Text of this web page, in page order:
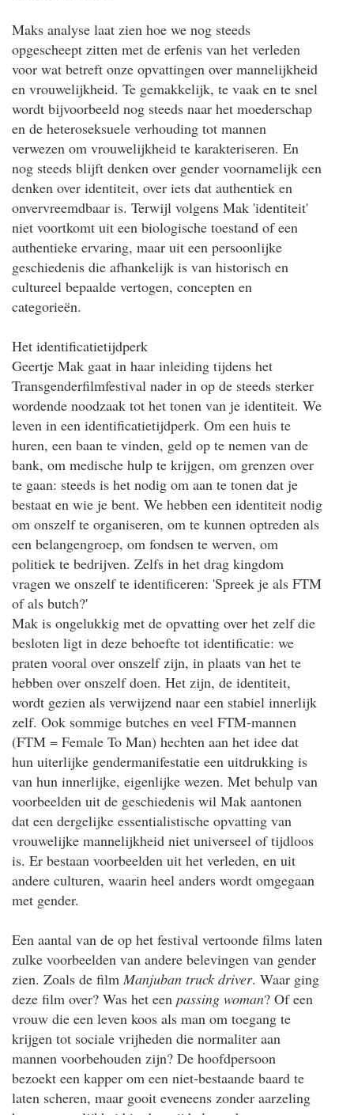
Maks analyse laat zien hoe we nog steeds
opgescheept zitten met de erfenis van het verleden
voor wat betreft onze opvattingen over mannelijkheid
en vrouwelijkheid. Te gemakkelijk, te vaak en te snel
wordt bijvoorbeeld nog steeds naar het moederschap
en de heteroseksuele verhouding tot mannen
verwezen om vrouwelijkheid te karakteriseren. En
nog steeds blijft denken over gender voornamelijk een
denken over identiteit, over iets dat authentiek en
onvervreemdbaar is. Terwijl volgens Mak 'identiteit'
niet voortkomt uit een biologische toestand of een
authentieke ervaring, maar uit een persoonlijke
geschiedenis die afhankelijk is van historisch en
cultureel bepaalde vertogen, concepten en
categorieën.
Het identificatietijdperk
Geertje Mak gaat in haar inleiding tijdens het
Transgenderfilmfestival nader in op de steeds sterker
wordende noodzaak tot het tonen van je identiteit. We
leven in een identificatietijdperk. Om een huis te
huren, een baan te vinden, geld op te nemen van de
bank, om medische hulp te krijgen, om grenzen over
te gaan: steeds is het nodig om aan te tonen dat je
bestaat en wie je bent. We hebben een identiteit nodig
om onszelf te organiseren, om te kunnen optreden als
een belangengroep, om fondsen te werven, om
politiek te bedrijven. Zelfs in het drag kingdom
vragen we onszelf te identificeren: 'Spreek je als FTM
of als butch?'
Mak is ongelukkig met de opvatting over het zelf die
besloten ligt in deze behoefte tot identificatie: we
praten vooral over onszelf zijn, in plaats van het te
hebben over onszelf doen. Het zijn, de identiteit,
wordt gezien als verwijzend naar een stabiel innerlijk
zelf. Ook sommige butches en veel FTM-mannen
(FTM = Female To Man) hechten aan het idee dat
hun uiterlijke gendermanifestatie een uitdrukking is
van hun innerlijke, eigenlijke wezen. Met behulp van
voorbeelden uit de geschiedenis wil Mak aantonen
dat een dergelijke essentialistische opvatting van
vrouwelijke mannelijkheid niet universeel of tijdloos
is. Er bestaan voorbeelden uit het verleden, en uit
andere culturen, waarin heel anders wordt omgegaan
met gender.
Een aantal van de op het festival vertoonde films laten
zulke voorbeelden van andere belevingen van gender
zien. Zoals de film Manjuban truck driver. Waar ging
deze film over? Was het een passing woman? Of een
vrouw die een leven koos als man om toegang te
krijgen tot sociale vrijheden die normaliter aan
mannen voorbehouden zijn? De hoofdpersoon
bezoekt een kapper om een niet-bestaande baard te
laten scheren, maar gooit eveneens zonder aarzeling